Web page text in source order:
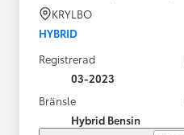
KRYLBO
HYBRID
Registrerad
03-2023
Bränsle
Hybrid Bensin